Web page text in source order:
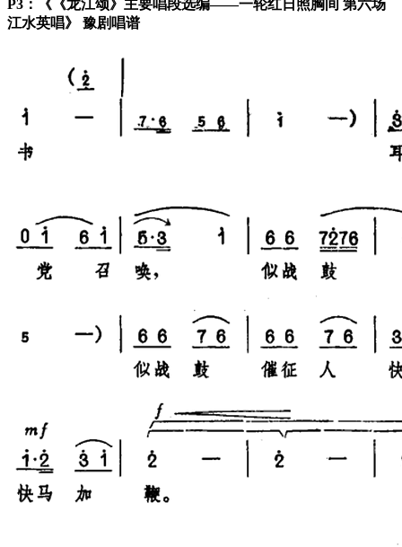
P3：《《龙江颂》主要唱段选编——一轮红日照胸间 第六场
江水英唱》 豫剧唱谱